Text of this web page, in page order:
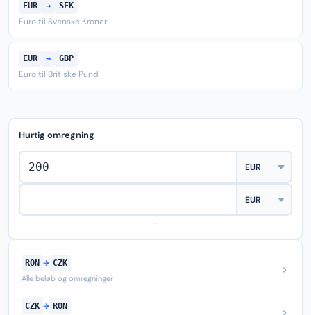
EUR → SEK
Euro til Svenske Kroner
EUR → GBP
Euro til Britiske Pund
Hurtig omregning
—
RON → CZK
Alle beløb og omregninger
CZK → RON